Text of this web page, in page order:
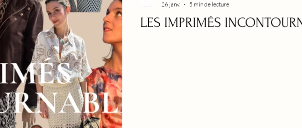
LES IMPRIMÉS
26 janv.
5 min de lecture